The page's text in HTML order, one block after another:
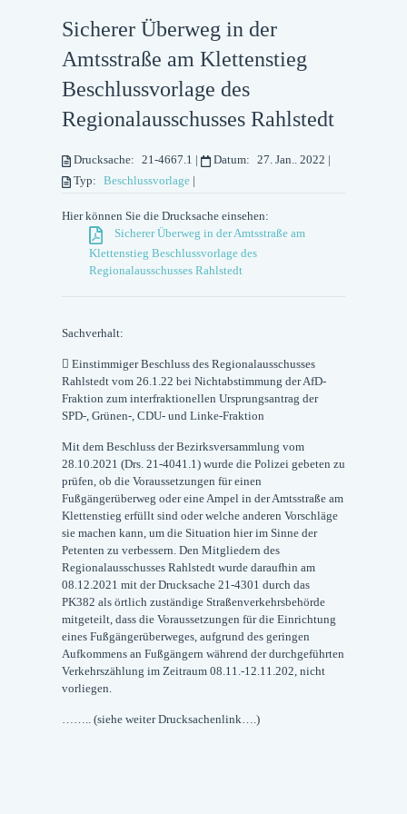
Sicherer Überweg in der
Amtsstraße am Klettenstieg
Beschlussvorlage des
Regionalausschusses Rahlstedt
Drucksache: 21-4667.1 | Datum: 27. Jan.. 2022 |
Typ: Beschlussvorlage |
Hier können Sie die Drucksache einsehen:
Sicherer Überweg in der Amtsstraße am
Klettenstieg Beschlussvorlage des
Regionalausschusses Rahlstedt
Sachverhalt:
 Einstimmiger Beschluss des Regionalausschusses
Rahlstedt vom 26.1.22 bei Nichtabstimmung der AfD-
Fraktion zum interfraktionellen Ursprungsantrag der
SPD-, Grünen-, CDU- und Linke-Fraktion
Mit dem Beschluss der Bezirksversammlung vom
28.10.2021 (Drs. 21-4041.1) wurde die Polizei gebeten zu
prüfen, ob die Voraussetzungen für einen
Fußgängerüberweg oder eine Ampel in der Amtsstraße am
Klettenstieg erfüllt sind oder welche anderen Vorschläge
sie machen kann, um die Situation hier im Sinne der
Petenten zu verbessern. Den Mitgliedern des
Regionalausschusses Rahlstedt wurde daraufhin am
08.12.2021 mit der Drucksache 21-4301 durch das
PK382 als örtlich zuständige Straßenverkehrsbehörde
mitgeteilt, dass die Voraussetzungen für die Einrichtung
eines Fußgängerüberweges, aufgrund des geringen
Aufkommens an Fußgängern während der durchgeführten
Verkehrszählung im Zeitraum 08.11.-12.11.202, nicht
vorliegen.
…….. (siehe weiter Drucksachenlink….)